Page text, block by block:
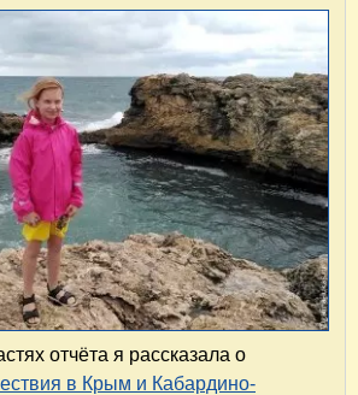
отчёта я рассказала о
в Крым и Кабардино-